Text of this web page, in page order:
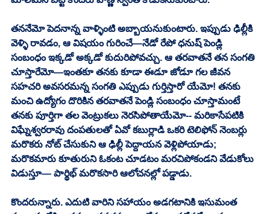
తననేమో పెదనాన్న వాళ్ళింటి అబ్బాయనుకుంటారు. ఇప్పుడు ఢిల్లీకి
వెళ్ళి రావడం, ఆ విషయం గురించే—నేడో రేపో ధనుష్ పెండ్లి
సంబంధం ఇక్కడో అక్కడో కుదురిపోవచ్చు. ఆ తరవాతనే తన సంగతి
చూస్తారేమో—ఇంతకూ తనకు కూడా ఈడూ జోడూ గల జీవన
సహచరి అవసరమన్న సంగతి ఎప్పుడు గుర్తిస్తారో యేమో! తనకు
మంచి ఉద్యోగం దొరికిన తరవాతనే పెండ్లి సంబంధం చూస్తామంటే
తనకు పూర్తిగా తల వెంట్రుకలు నెరసిపోతాయేమో-- మరికాసేపటికి
విఘ్నేశ్వరరావు దంపతులతో ఏవో కబుర్లాడి ఒకరి టెలిఫోన్ నెంబర్లు
మరొకరు నోట్ చేసుకుని ఆ ఢిల్లీ పెద్దాయన వెళ్లిపోయాడు;
మరొకమారు కూతురుని ఓకంట చూడటం మరచిపోకండని వేడుకోలు
విడుస్తూ— పార్థిభ్ మరొకసారి ఆలోచనల్లో పడ్డాడు.
కొందరున్నారు. ఎదుటి వారిని సహాయం అడగటానికి ఇసుమంత